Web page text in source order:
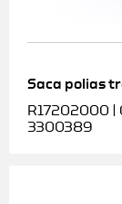
Saca polias
R17202000 |
3300389